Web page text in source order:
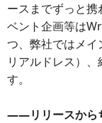
ースまでずっと
ベント企画等は
つ、弊社ではメ
リアルドレス）
す。
――リリースから